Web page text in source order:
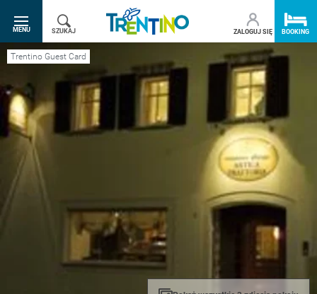
SR.TOGGLE-NAVIGATION
MENU
SZUKAJ ZALOGUJ SIĘ BOOKING